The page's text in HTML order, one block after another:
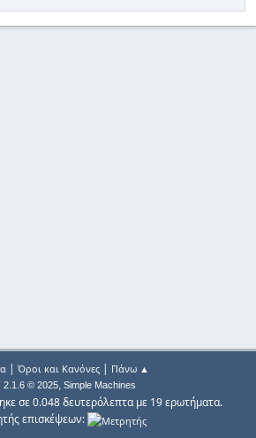
| Όροι και Κανόνες| Πάνω ▲
2.1.6 © 2025, Simple Machines
σε 0.048 δευτερόλεπτα με 19 ερωτήματα.
επισκέψεων: